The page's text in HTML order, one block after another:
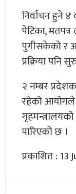
निर्वाचन हुने
पेटिका, मतपत्र
पुगीसकेको र
प्रक्रिया
२ नम्बर
रहेको आयोगले
पारिएको छ ।
प्रकाशित : 13